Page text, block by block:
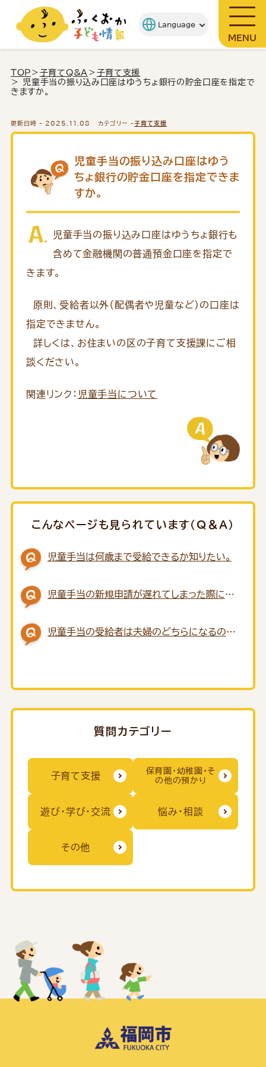
MENU
TOP ＞ 子育てQ&A ＞ 子育て支援
＞ 児童手当の振り込み口座はゆうちょ銀行の貯金口座を指定で
きますか。
更新日時 - 2025.11.08 カテゴリー - 子育て支援
児童手当の振り込み口座はゆう
ちょ銀行の貯金口座を指定できま
すか。
児童手当の振り込み口座はゆうちょ銀行も
含めて金融機関の普通預金口座を指定で
きます。
原則、受給者以外（配偶者や児童など）の口座は
指定できません。
詳しくは、お住まいの区の子育て支援課にご相
談ください。
関連リンク： 児童手当について
こんなページも見られています（Q＆A）
児童手当は何歳まで受給できるか知りたい。
児童手当の新規申請が遅れてしまった際にさ
児童手当の受給者は夫婦のどちらになるのか
質問カテゴリー
子育て支援
保育園・幼稚園・そ
の他の預かり
遊び・学び・交流 悩み・相談
その他